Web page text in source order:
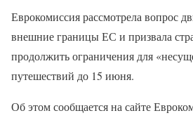
Еврокомиссия рассмотрела вопрос
внешние границы ЕС и призвала
продолжить ограничения для
путешествий до 15 июня.
Об этом сообщается на сайте